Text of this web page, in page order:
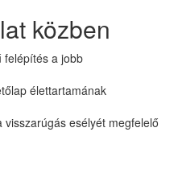
közben
felépítés a jobb
élettartamának
esélyét megfelelő